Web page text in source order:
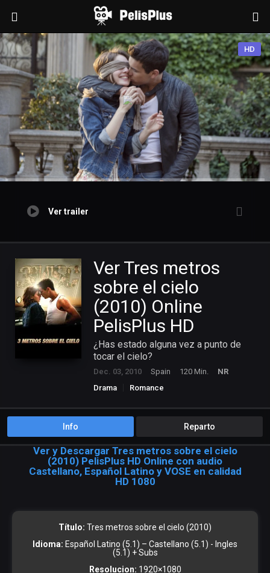
HD
Ver trailer
Ver Tres metros
sobre el cielo
(2010) Online
PelisPlus HD
¿Has estado alguna vez a punto de
tocar el cielo?
Dec. 03, 2010 Spain 120 Min.
NR
Drama
Romance
Info Reparto
Ver y Descargar Tres metros sobre el cielo
(2010) PelisPlus HD Online con audio
Castellano, Español Latino y VOSE en calidad
HD 1080
Título: Tres metros sobre el cielo (2010)
Idioma: Español Latino (5.1) – Castellano (5.1) - Ingles
(5.1) + Subs
Resolucion: 1920×1080